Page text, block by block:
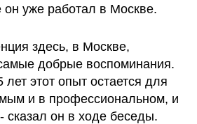
уже работал в Москве.
здесь, в Москве,
добрые воспоминания.
этот опыт остается для
и в профессиональном, и
сказал он в ходе беседы.